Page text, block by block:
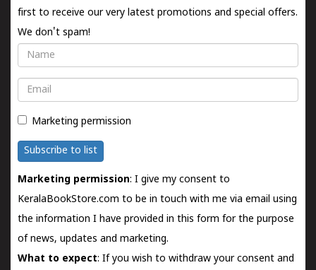
first to receive our very latest promotions and special offers.
We don't spam!
Name
Email
Marketing permission
Subscribe to list
Marketing permission: I give my consent to
KeralaBookStore.com to be in touch with me via email using
the information I have provided in this form for the purpose
of news, updates and marketing.
What to expect: If you wish to withdraw your consent and